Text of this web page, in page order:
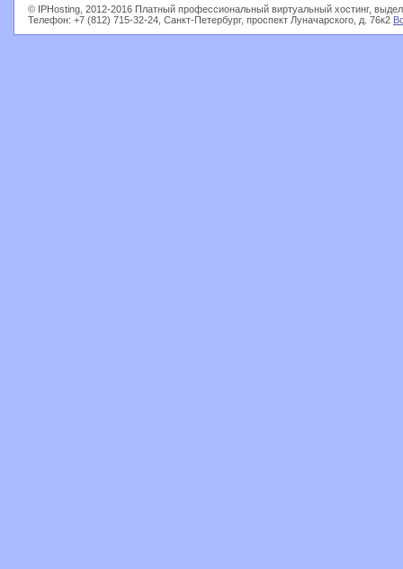
© IPHosting, 2012-2016 Платный профессиональный виртуальный хостинг,
Телефон: +7 (812) 715-32-24, Санкт-Петербург, проспект Луначарского, д. 76к2